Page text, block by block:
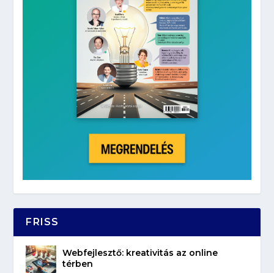
FRISS
Webfejlesztő: kreativitás az online
térben